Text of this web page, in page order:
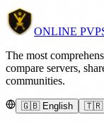
ONLINE PVP
The most
compare servers,
communities.
🇬🇧 English 🇹🇷